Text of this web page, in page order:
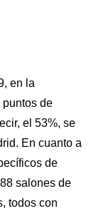
en la
de
el 53%, se
En cuanto a
de
salones de
todos con